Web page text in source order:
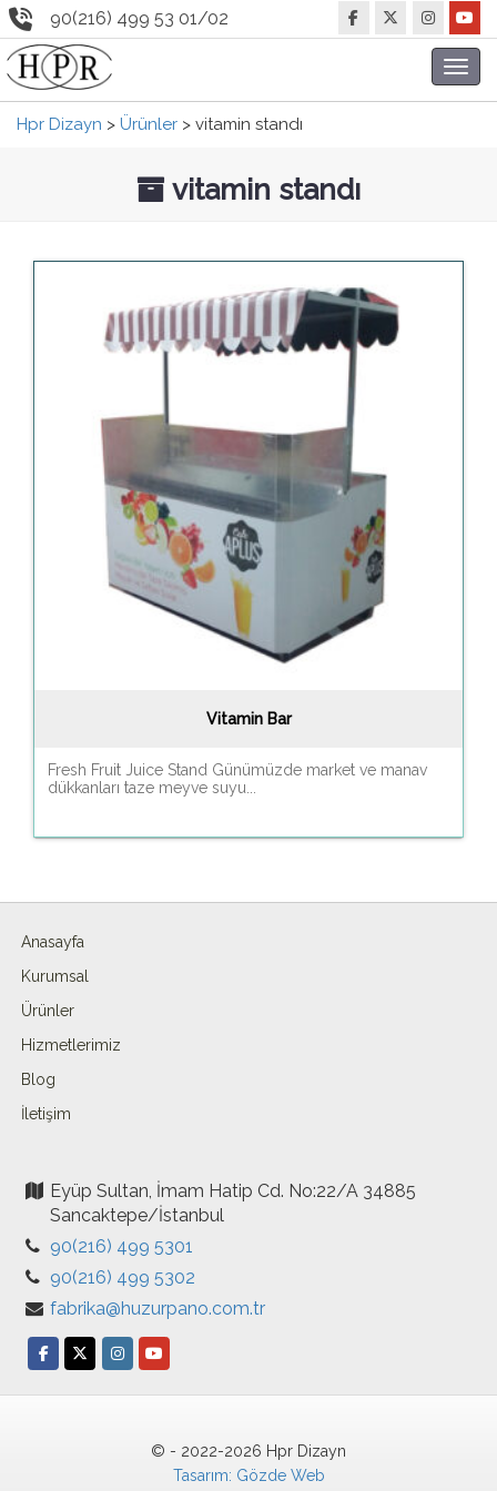
90(216) 499 53 01/02
Hpr Dizayn > Ürünler > vitamin standı
vitamin standı
Vitamin Bar
Fresh Fruit Juice Stand Günümüzde market ve manav
dükkanları taze meyve suyu...
Anasayfa
Kurumsal
Ürünler
Hizmetlerimiz
Blog
İletişim
Eyüp Sultan, İmam Hatip Cd. No:22/A 34885
Sancaktepe/İstanbul
90(216) 499 5301
90(216) 499 5302
fabrika@huzurpano.com.tr
© - 2022-2026 Hpr Dizayn
Tasarım: Gözde Web